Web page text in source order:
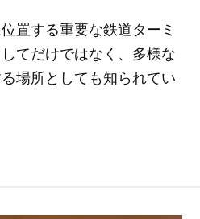
置する重要な鉄道ターミ
てだけではなく、多様な
場所としても知られてい